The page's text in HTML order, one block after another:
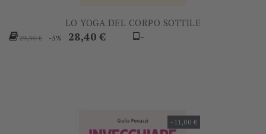
LO YOGA DEL CORPO SOTTILE
Prezzo
29,90 € -5% Prezzo
28,40 € -
-11,00 €